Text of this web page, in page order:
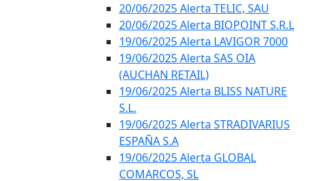
20/06/2025 Alerta TELIC, SAU
20/06/2025 Alerta BIOPOINT S.R.L
19/06/2025 Alerta LAVIGOR 7000
19/06/2025 Alerta SAS OIA
(AUCHAN RETAIL)
19/06/2025 Alerta BLISS NATURE
S.L.
19/06/2025 Alerta STRADIVARIUS
ESPAÑA S.A
19/06/2025 Alerta GLOBAL
COMARCOS, SL